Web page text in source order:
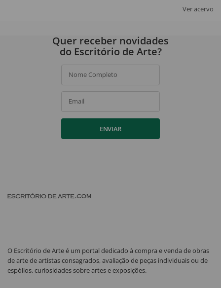
Ver acervo
Quer receber novidades
do Escritório de Arte?
Nome Completo
Email
ENVIAR
O Escritório de Arte é um portal dedicado à compra e venda de obras
de arte de artistas consagrados, avaliação de peças individuais ou de
espólios, curiosidades sobre artes e exposições.